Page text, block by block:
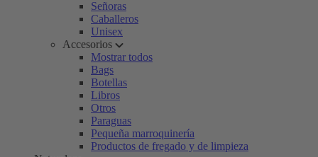
Señoras
Caballeros
Unisex
Accesorios
Mostrar todos
Bags
Botellas
Libros
Otros
Paraguas
Pequeña marroquinería
Productos de fregado y de limpieza